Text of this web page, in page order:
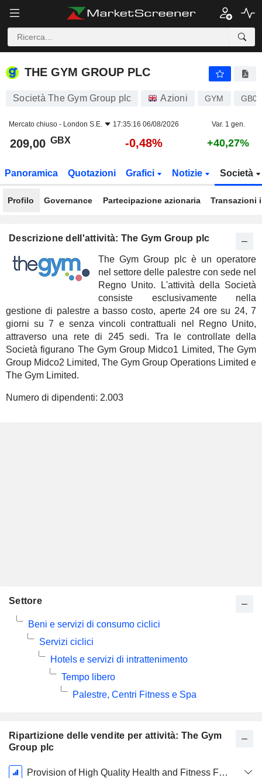
THE GYM GROUP PLC
THE GYM GROUP PLC
Società The Gym Group plc Azioni GYM
Mercato chiuso - London S.E. 17:35:16 06/08/2026 Var. 1 gen.
209,00 GBX -0,48% +40,27%
Panoramica Quotazioni Grafici Notizie Società
Profilo Governance Partecipazione azionaria Transazioni
Descrizione dell'attività: The Gym Group plc
The Gym Group plc è un operatore
nel settore delle palestre con sede nel
Regno Unito. L'attività della Società
consiste esclusivamente nella
gestione di palestre a basso costo, aperte 24 ore su 24, 7
giorni su 7 e senza vincoli contrattuali nel Regno Unito,
attraverso una rete di 245 sedi. Tra le controllate della
Società figurano The Gym Group Midco1 Limited, The Gym
Group Midco2 Limited, The Gym Group Operations Limited e
The Gym Limited.
Numero di dipendenti: 2.003
Ripartizione delle vendite per attività: The Gym
Group plc
Periodo
Provision of High Quality Health and Fitness Facilities
Settore
Beni e servizi di consumo ciclici
Servizi ciclici
Hotels e servizi di intrattenimento
Tempo libero
Palestre, Centri Fitness e Spa